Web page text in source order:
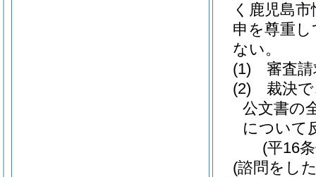
く鹿児島
申を尊重
ない。
(1)
審査
(2)
裁決
公文書の
について
(平16
(諮問をし